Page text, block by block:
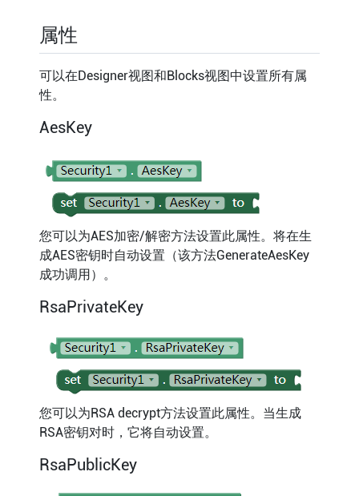
属性
可以在Designer视图和Blocks视图中设置所有属
性。
AesKey
您可以为AES加密/解密方法设置此属性。将在生
成AES密钥时自动设置（该方法GenerateAesKey
成功调用）。
RsaPrivateKey
您可以为RSA decrypt方法设置此属性。当生成
RSA密钥对时，它将自动设置。
RsaPublicKey